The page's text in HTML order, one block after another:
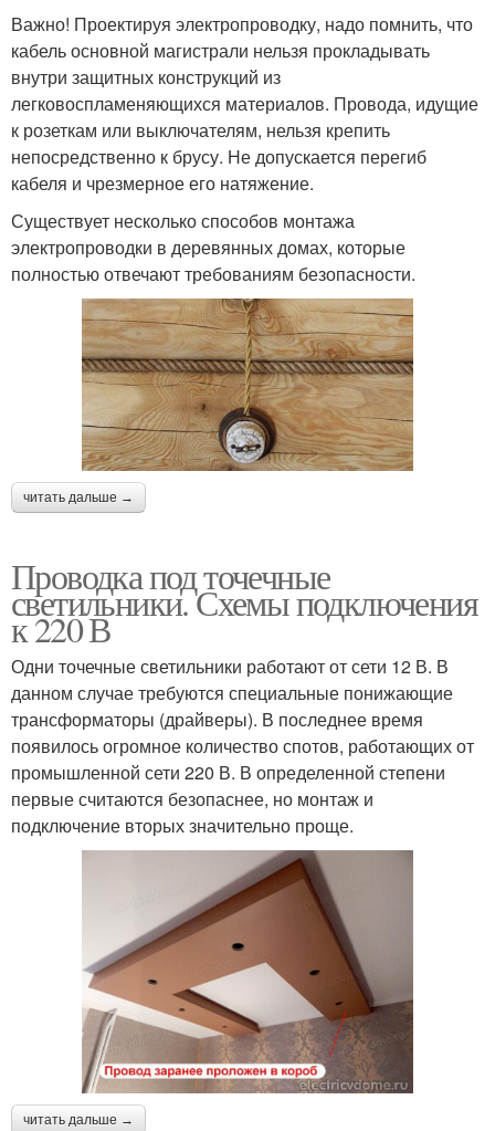
Важно! Проектируя электропроводку, надо помнить, что
кабель основной магистрали нельзя прокладывать
внутри защитных конструкций из
легковоспламеняющихся материалов. Провода, идущие
к розеткам или выключателям, нельзя крепить
непосредственно к брусу. Не допускается перегиб
кабеля и чрезмерное его натяжение.
Существует несколько способов монтажа
электропроводки в деревянных домах, которые
полностью отвечают требованиям безопасности.
читать дальше →
Проводка под точечные
светильники. Схемы подключения
к 220 В
Одни точечные светильники работают от сети 12 В. В
данном случае требуются специальные понижающие
трансформаторы (драйверы). В последнее время
появилось огромное количество спотов, работающих от
промышленной сети 220 В. В определенной степени
первые считаются безопаснее, но монтаж и
подключение вторых значительно проще.
читать дальше →